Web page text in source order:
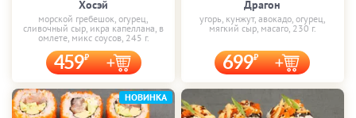
Хосэй
морской гребешок, огурец,
сливочный сыр, икра капеллана, в
омлете, микс соусов, 245 г.
459
Драгон
угорь, кунжут, авокадо, огурец,
мягкий сыр, масаго, 230 г.
699
НОВИНКА